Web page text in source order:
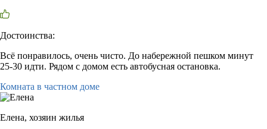
Достоинства:
Всё понравилось, очень чисто. До набережной пешком минут
25-30 идти. Рядом с домом есть автобусная остановка.
Комната в частном доме
Елена, хозяин жилья